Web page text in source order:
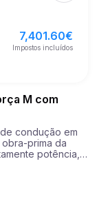
21
5,000.00 €
7,401.60€
Impostos incluídos
M com
condução em
obra-prima da
potência,
carros, você não